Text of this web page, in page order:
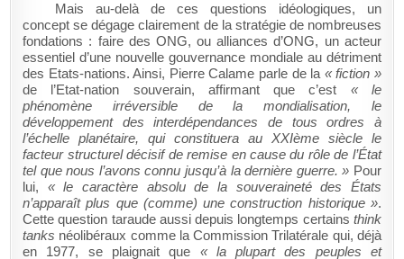
Mais au-delà de ces questions idéologiques, un
concept se dégage clairement de la stratégie de nombreuses
fondations : faire des ONG, ou alliances d’ONG, un acteur
essentiel d’une nouvelle gouvernance mondiale au détriment
des Etats-nations. Ainsi, Pierre Calame parle de la « fiction »
de l’Etat-nation souverain, affirmant que c’est « le
phénomène irréversible de la mondialisation, le
développement des interdépendances de tous ordres à
l’échelle planétaire, qui constituera au XXIème siècle le
facteur structurel décisif de remise en cause du rôle de l’État
tel que nous l’avons connu jusqu’à la dernière guerre. » Pour
lui, «le caractère absolu de la souveraineté des États
n’apparaît plus que (comme) une construction historique ».
Cette question taraude aussi depuis longtemps certains think
tanks néolibéraux comme la Commission Trilatérale qui, déjà
en 1977, se plaignait que « la plupart des peuples et